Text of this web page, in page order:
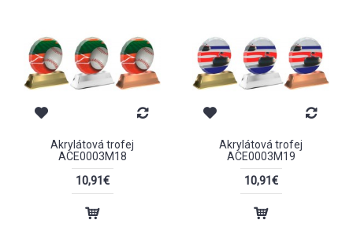
Akrylátová trofej
ACE0003M18
10,91€
Akrylátová trofej
ACE0003M19
10,91€